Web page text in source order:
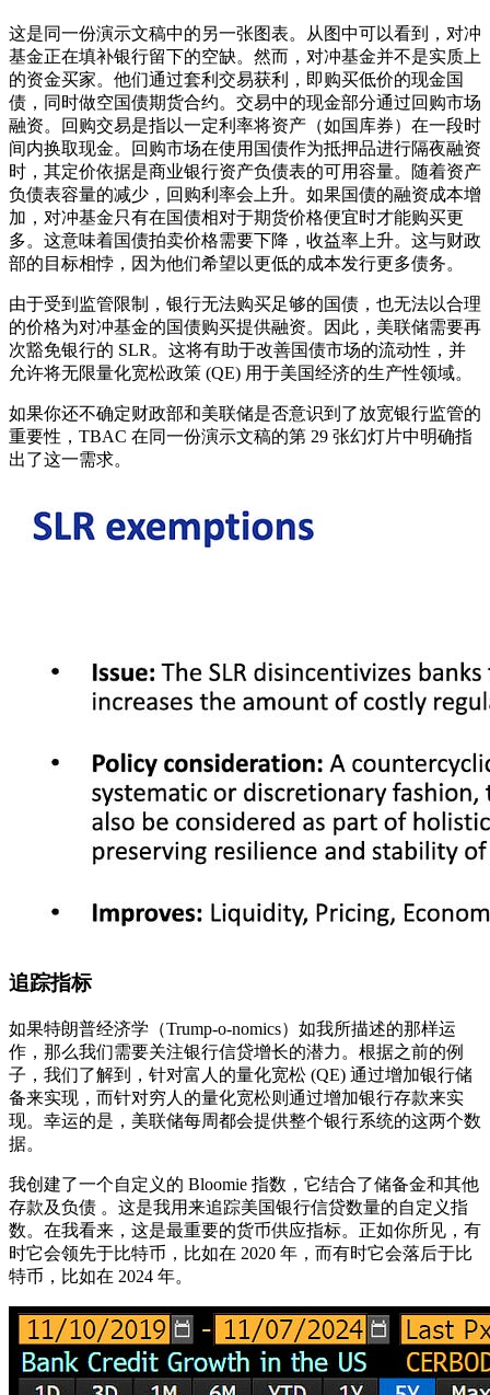
这是同一份演示文稿中的另一张图表。从图中可以看到，对冲
基金正在填补银行留下的空缺。然而，对冲基金并不是实质上
的资金买家。他们通过套利交易获利，即购买低价的现金国
债，同时做空国债期货合约。交易中的现金部分通过回购市场
融资。回购交易是指以一定利率将资产（如国库券）在一段时
间内换取现金。回购市场在使用国债作为抵押品进行隔夜融资
时，其定价依据是商业银行资产负债表的可用容量。随着资产
负债表容量的减少，回购利率会上升。如果国债的融资成本增
加，对冲基金只有在国债相对于期货价格便宜时才能购买更
多。这意味着国债拍卖价格需要下降，收益率上升。这与财政
部的目标相悖，因为他们希望以更低的成本发行更多债务。
由于受到监管限制，银行无法购买足够的国债，也无法以合理
的价格为对冲基金的国债购买提供融资。因此，美联储需要再
次豁免银行的 SLR。这将有助于改善国债市场的流动性，并
允许将无限量化宽松政策 (QE) 用于美国经济的生产性领域。
如果你还不确定财政部和美联储是否意识到了放宽银行监管的
重要性，TBAC 在同一份演示文稿的第 29 张幻灯片中明确指
出了这一需求。
追踪指标
如果特朗普经济学（Trump-o-nomics）如我所描述的那样运
作，那么我们需要关注银行信贷增长的潜力。根据之前的例
子，我们了解到，针对富人的量化宽松 (QE) 通过增加银行储
备来实现，而针对穷人的量化宽松则通过增加银行存款来实
现。幸运的是，美联储每周都会提供整个银行系统的这两个数
据。
我创建了一个自定义的 Bloomie 指数，它结合了储备金和其他
存款及负债 。这是我用来追踪美国银行信贷数量的自定义指
数。在我看来，这是最重要的货币供应指标。正如你所见，有
时它会领先于比特币，比如在 2020 年，而有时它会落后于比
特币，比如在 2024 年。